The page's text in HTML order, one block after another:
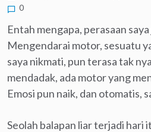
0
Entah mengapa, perasaan
Mengendarai motor, sesuatu
saya nikmati, pun terasa tak
mendadak, ada motor yang
Emosi pun naik, dan otomatis,
Seolah balapan liar terjadi hari